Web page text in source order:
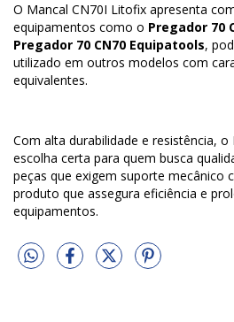
O Mancal CN70I Litofix apresenta
equipamentos como o Pregador 70
Pregador 70 CN70 Equipatools,
utilizado em outros modelos com
equivalentes.
Com alta durabilidade e resistência,
escolha certa para quem busca
peças que exigem suporte mecânico
produto que assegura eficiência e
equipamentos.